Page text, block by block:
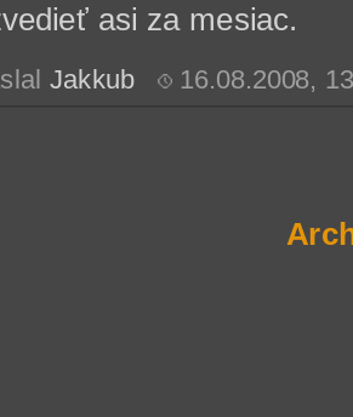
asi za mesiac.
Jakkub 16.08.2008,